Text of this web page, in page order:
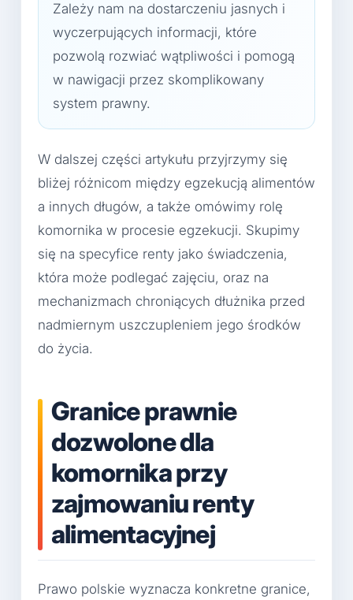
Zależy nam na dostarczeniu jasnych i
wyczerpujących informacji, które
pozwolą rozwiać wątpliwości i pomogą
w nawigacji przez skomplikowany
system prawny.
W dalszej części artykułu przyjrzymy się
bliżej różnicom między egzekucją alimentów
a innych długów, a także omówimy rolę
komornika w procesie egzekucji. Skupimy
się na specyfice renty jako świadczenia,
która może podlegać zajęciu, oraz na
mechanizmach chroniących dłużnika przed
nadmiernym uszczupleniem jego środków
do życia.
Granice prawnie
dozwolone dla
komornika przy
zajmowaniu renty
alimentacyjnej
Prawo polskie wyznacza konkretne granice,